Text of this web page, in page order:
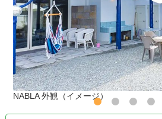
NABLA 外観（イメージ）